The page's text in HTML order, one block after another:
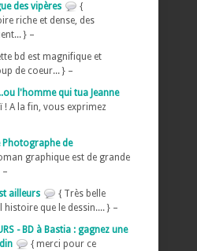
des vipères
{
riche et dense, des
} –
bd est magnifique et
de coeur... } –
l'homme qui tua Jeanne
! A la fin, vous exprimez
Photographe de
graphique est de grande
–
ailleurs
{ Très belle
que le dessin.... } –
- BD à Bastia : gagnez une
{ merci pour ce